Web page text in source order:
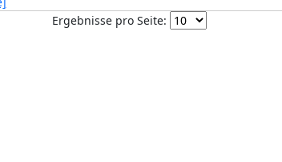
Ergebnisse pro Seite: